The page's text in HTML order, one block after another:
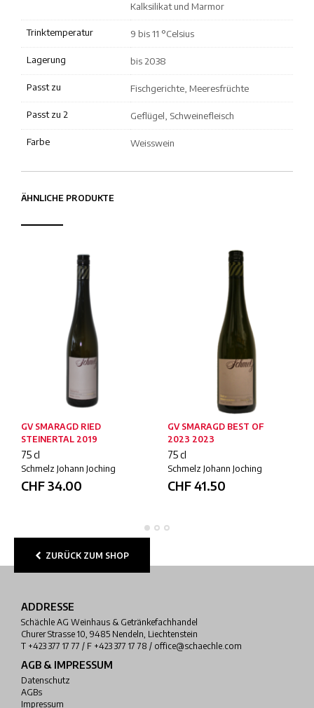
Kalksilikat und Marmor
Trinktemperatur 9 bis 11 °Celsius
Lagerung bis 2038
Passt zu Fischgerichte, Meeresfrüchte
Passt zu 2 Geflügel, Schweinefleisch
Farbe Weisswein
ÄHNLICHE PRODUKTE
GV SMARAGD RIED
STEINERTAL 2019
75 cl
Schmelz Johann Joching
CHF34.00
GV SMARAGD BEST OF
2023 2023
75 cl
Schmelz Johann Joching
CHF41.50
ZURÜCK ZUM SHOP
ADDRESSE
Schächle AG Weinhaus & Getränkefachhandel
Churer Strasse 10, 9485 Nendeln, Liechtenstein
T +423 377 17 77 / F +423 377 17 78 / office@schaechle.com
AGB & IMPRESSUM
Datenschutz
AGBs
Impressum